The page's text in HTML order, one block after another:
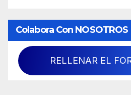
Colabora Con NOSOTROS
RELLENAR EL